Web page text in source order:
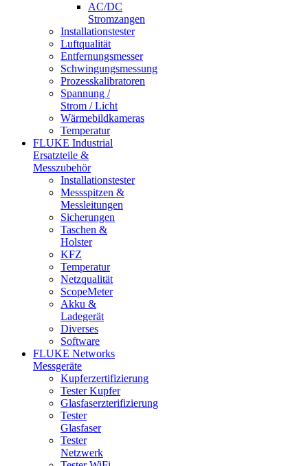
AC/DC
Stromzangen
Installationstester
Luftqualität
Entfernungsmesser
Schwingungsmessung
Prozesskalibratoren
Spannung /
Strom / Licht
Wärmebildkameras
Temperatur
FLUKE Industrial
Ersatzteile &
Messzubehör
Installationstester
Messspitzen &
Messleitungen
Sicherungen
Taschen &
Holster
KFZ
Temperatur
Netzqualität
ScopeMeter
Akku &
Ladegerät
Diverses
Software
FLUKE Networks
Messgeräte
Kupferzertifizierung
Tester Kupfer
Glasfaserzterifizierung
Tester
Glasfaser
Tester
Netzwerk